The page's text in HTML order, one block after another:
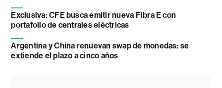
Exclusiva: CFE busca emitir nueva Fibra E con
portafolio de centrales eléctricas
Argentina y China renuevan swap de monedas: se
extiende el plazo a cinco años